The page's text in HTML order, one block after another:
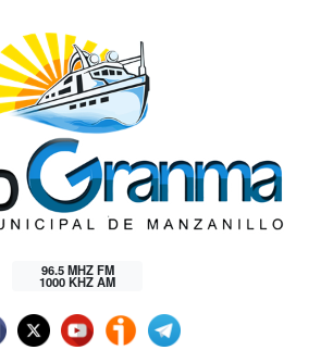
96.5 MHZ FM
1000 KHZ AM